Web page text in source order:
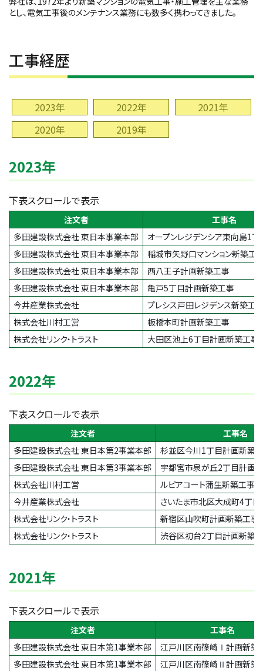
とし、電気工事後のメンテナンス業務にも数多く携わってきました。
工事経歴
2023年 2022年
2021年
2020年
2019年
2023年
下表スクロールで表示
注文者
工事名
多田建設株式会社 東日本事業本部
オープンレジデンシア東向島1
多田建設株式会社 東日本事業本部
稲城市矢野口マンション新築工
多田建設株式会社 東日本事業本部
西八王子計画新築工事
多田建設株式会社 東日本事業本部
亀戸5丁目計画新築工事
今井産業株式会社
プレシス戸田レジデンス新築工
株式会社川村工営
板橋本町計画新築工事
株式会社リンク・トラスト
大田区池上6丁目計画新築工事
2022年
下表スクロールで表示
注文者
工事名
多田建設株式会社 東日本第2事業本部
杉並区今川1丁目計画新築
多田建設株式会社 東日本第3事業本部
宇都宮市泉が丘2丁目計画
株式会社川村工営
ルピアコート蒲生新築工事
今井産業株式会社
さいたま市北区大成町4丁
株式会社リンク・トラスト
新宿区山吹町計画新築工事
株式会社リンク・トラスト
渋谷区初台2丁目計画新築
2021年
下表スクロールで表示
注文者
工事名
多田建設株式会社 東日本第1事業本部
江戸川区南篠崎Ⅰ計画新築
多田建設株式会社 東日本第1事業本部
江戸川区南篠崎Ⅱ計画新築